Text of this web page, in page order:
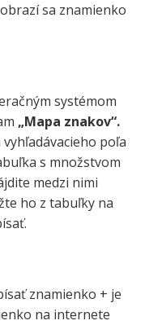
sa znamienko
systémom
„Mapa znakov“.
poľa
s množstvom
medzi nimi
ho z tabuľky na
znamienko + je
na internete